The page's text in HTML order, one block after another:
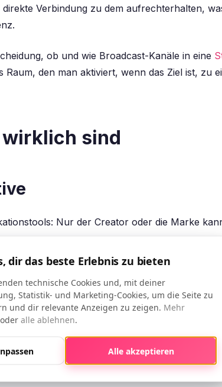
Verbindung zu dem aufrechterhalten,
ob und wie Broadcast-Kanäle in eine
den man aktiviert, wenn das Ziel ist, zu
sind
Nur der Creator oder die Marke
und Vertrauen zu festigen
sie besonders nützlich für alle, die an
dir das beste Erlebnis zu bieten
technische Cookies und, mit deiner
Statistik- und Marketing-Cookies, um die Seite zu
und dir relevante Anzeigen zu zeigen. Mehr
oder alle ablehnen.
Alle akzeptieren